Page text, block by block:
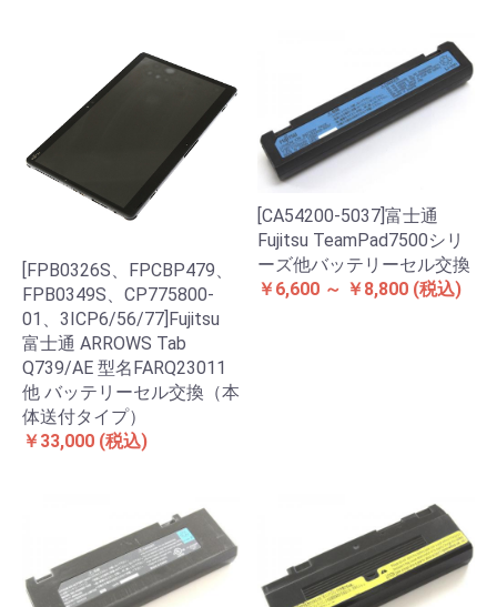
[FPB0326S、FPCBP479、
FPB0349S、CP775800-
01、3ICP6/56/77]Fujitsu
富士通 ARROWS Tab
Q739/AE 型名FARQ23011
他 バッテリーセル交換（本
体送付タイプ）
￥33,000 (税込)
[CA54200-5037]富士通
Fujitsu TeamPad7500シリ
ーズ他バッテリーセル交換
￥6,600 ～ ￥8,800 (税込)